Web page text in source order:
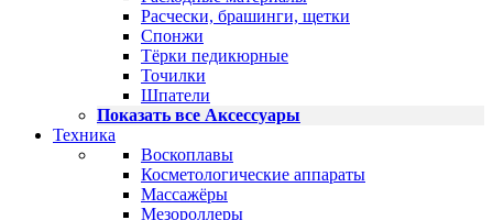
Расчески, брашинги, щетки
Спонжи
Тёрки педикюрные
Точилки
Шпатели
Показать все Аксессуары
Техника
Воскоплавы
Косметологические аппараты
Массажёры
Мезороллеры